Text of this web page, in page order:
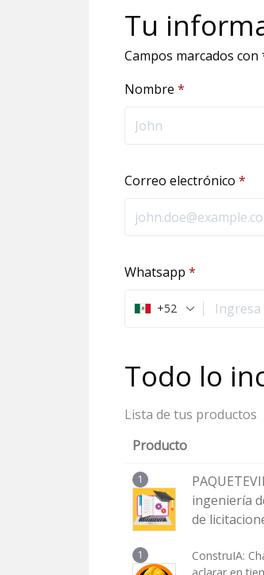
Tu
Campos marcados
Nombre *
Correo electrónico *
Whatsapp *
+52
Todo lo
Lista de tus productos
Producto
1
ingeniería
de
1
ConstruIA: